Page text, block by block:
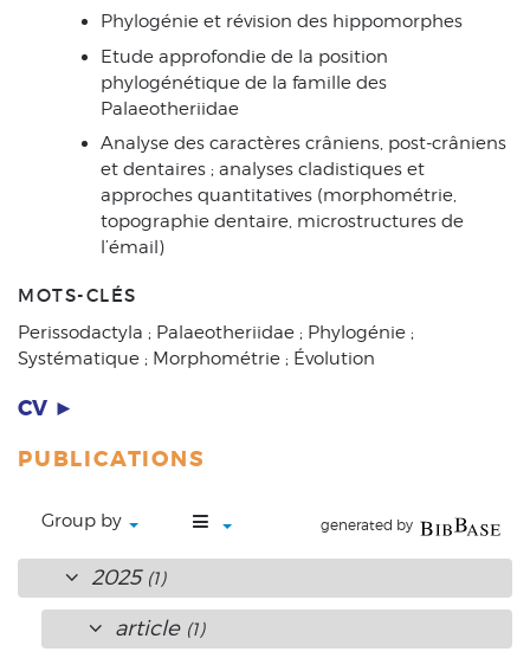
Phylogénie et révision des hippomorphes
Etude approfondie de la position
phylogénétique de la famille des
Palaeotheriidae
Analyse des caractères crâniens, post-crâniens
et dentaires ; analyses cladistiques et
approches quantitatives (morphométrie,
topographie dentaire, microstructures de
l’émail)
MOTS-CLÉS
Perissodactyla ; Palaeotheriidae ; Phylogénie ;
Systématique ; Morphométrie ; Évolution
CV ►
PUBLICATIONS
generated by
Group by
2025 (1)
article (1)